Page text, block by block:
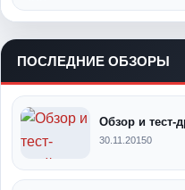
ПОСЛЕДНИЕ ОБЗОРЫ
Обзор и тест-
30.11.20150